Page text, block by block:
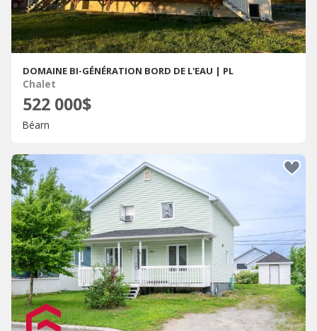
DOMAINE BI-GÉNÉRATION BORD DE L'EAU | PL
Chalet
522 000$
Béarn